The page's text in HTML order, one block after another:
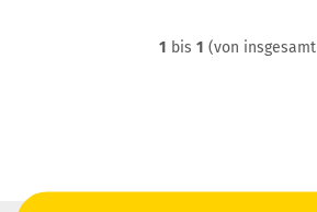
1 bis 1 (von insgesamt